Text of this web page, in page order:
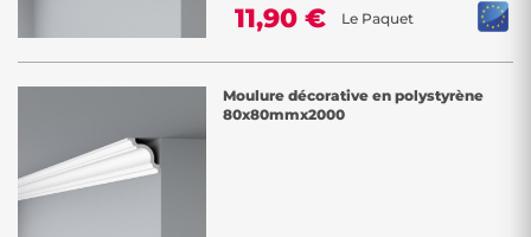
11,90 € Le Paquet
Moulure décorative en polystyrène
80x80mmx2000